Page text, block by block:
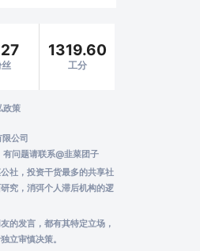
1319.60
工分
政策
公司
有问题请联系@韭菜团子
社，投资干货最多的共享社
究，消弭个人滞后机构的逻
的发言，都有其特定立场，
立审慎决策。